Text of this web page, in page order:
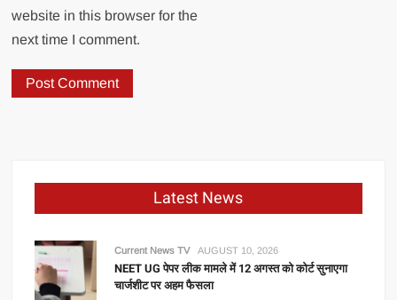
website in this browser for the
next time I comment.
Latest News
Current News TV AUGUST 10, 2026
NEET UG पेपर लीक मामले में 12 अगस्त को कोर्ट सुनाएगा
चार्जशीट पर अहम फैसला